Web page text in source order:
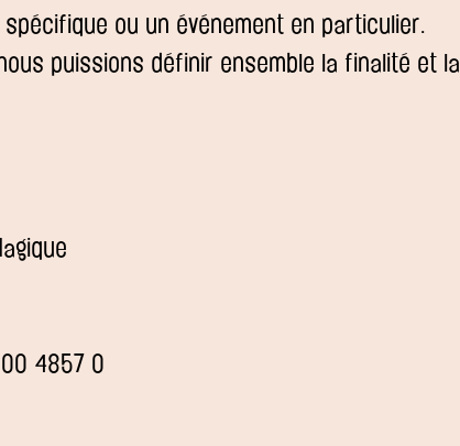
ou un événement en particulier.
puissions définir ensemble la finalité et la
4857 0